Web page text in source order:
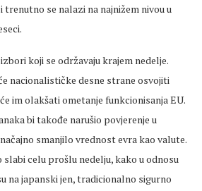
trenutno se nalazi na najnižem nivou u
koji se održavaju krajem nedelje.
nacionalističke desne strane osvojiti
im olakšati ometanje funkcionisanja EU.
bi takođe narušio povjerenje u
smanjilo vrednost evra kao valute.
celu prošlu nedelju, kako u odnosu
na japanski jen, tradicionalno sigurno